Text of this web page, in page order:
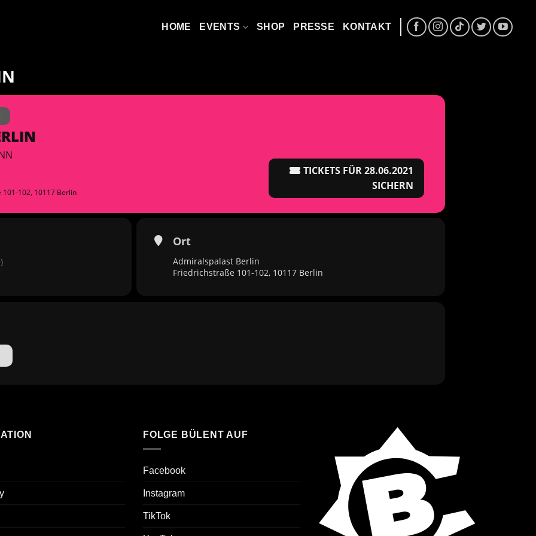
HOME EVENTS SHOP PRESSE KONTAKT
101-102, 10117 Berlin
TICKETS FÜR 28.06.2021
SICHERN
Ort
Admiralspalast Berlin
Friedrichstraße 101-102, 10117 Berlin
FOLGE BÜLENT AUF
Facebook
Instagram
TikTok